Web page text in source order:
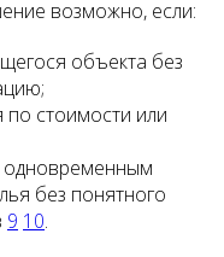
возможно, если:
объекта без
стоимости или
одновременным
без понятного
9 10.